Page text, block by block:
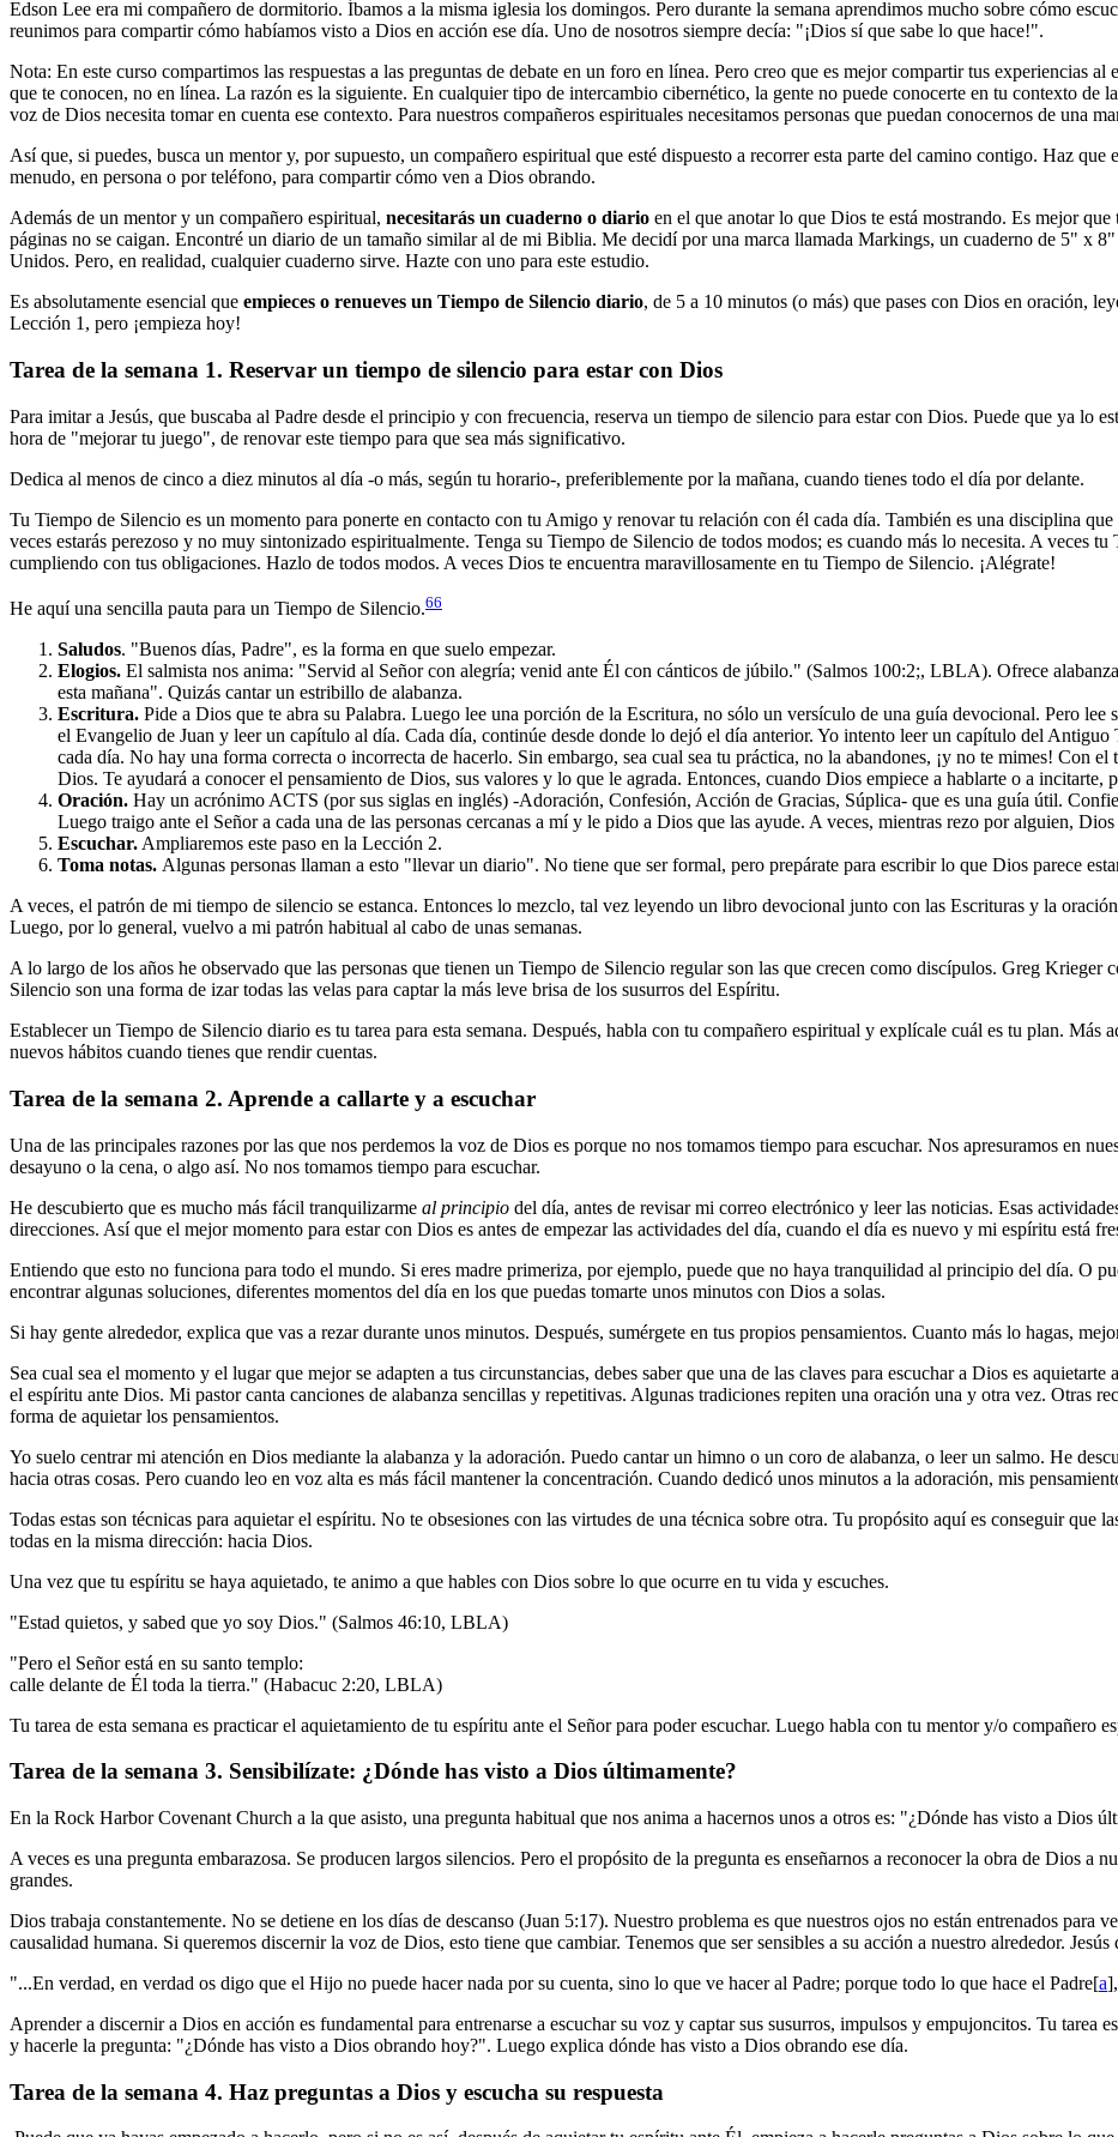
Edson Lee era mi compañero de dormitorio. Íbamos a la misma iglesia los domingos. Pero durante la semana aprendimos mucho sobre cómo
reunimos para compartir cómo habíamos visto a Dios en acción ese día. Uno de nosotros siempre decía: "¡Dios sí que sabe lo que hace!".
Nota: En este curso compartimos las respuestas a las preguntas de debate en un foro en línea. Pero creo que es mejor compartir tus experiencias
que te conocen, no en línea. La razón es la siguiente. En cualquier tipo de intercambio cibernético, la gente no puede conocerte en tu contexto de
voz de Dios necesita tomar en cuenta ese contexto. Para nuestros compañeros espirituales necesitamos personas que puedan conocernos de una
Así que, si puedes, busca un mentor y, por supuesto, un compañero espiritual que esté dispuesto a recorrer esta parte del camino contigo. Haz que
menudo, en persona o por teléfono, para compartir cómo ven a Dios obrando.
Además de un mentor y un compañero espiritual, necesitarás un cuaderno o diario en el que anotar lo que Dios te está mostrando. Es mejor
páginas no se caigan. Encontré un diario de un tamaño similar al de mi Biblia. Me decidí por una marca llamada Markings, un cuaderno de 5" x
Unidos. Pero, en realidad, cualquier cuaderno sirve. Hazte con uno para este estudio.
Es absolutamente esencial que empieces o renueves un Tiempo de Silencio diario, de 5 a 10 minutos (o más) que pases con Dios en oración,
Lección 1, pero ¡empieza hoy!
Tarea de la semana 1. Reservar un tiempo de silencio para estar con Dios
Para imitar a Jesús, que buscaba al Padre desde el principio y con frecuencia, reserva un tiempo de silencio para estar con Dios. Puede que ya lo
hora de "mejorar tu juego", de renovar este tiempo para que sea más significativo.
Dedica al menos de cinco a diez minutos al día -o más, según tu horario-, preferiblemente por la mañana, cuando tienes todo el día por delante.
Tu Tiempo de Silencio es un momento para ponerte en contacto con tu Amigo y renovar tu relación con él cada día. También es una disciplina
veces estarás perezoso y no muy sintonizado espiritualmente. Tenga su Tiempo de Silencio de todos modos; es cuando más lo necesita. A veces
cumpliendo con tus obligaciones. Hazlo de todos modos. A veces Dios te encuentra maravillosamente en tu Tiempo de Silencio. ¡Alégrate!
He aquí una sencilla pauta para un Tiempo de Silencio.66
Saludos. "Buenos días, Padre", es la forma en que suelo empezar.
Elogios. El salmista nos anima: "Servid al Señor con alegría; venid ante Él con cánticos de júbilo." (Salmos 100:2;, LBLA). Ofrece
esta mañana". Quizás cantar un estribillo de alabanza.
Escritura. Pide a Dios que te abra su Palabra. Luego lee una porción de la Escritura, no sólo un versículo de una guía devocional. Pero lee
el Evangelio de Juan y leer un capítulo al día. Cada día, continúe desde donde lo dejó el día anterior. Yo intento leer un capítulo del
cada día. No hay una forma correcta o incorrecta de hacerlo. Sin embargo, sea cual sea tu práctica, no la abandones, ¡y no te mimes! Con
Dios. Te ayudará a conocer el pensamiento de Dios, sus valores y lo que le agrada. Entonces, cuando Dios empiece a hablarte o a incitarte,
Oración. Hay un acrónimo ACTS (por sus siglas en inglés) -Adoración, Confesión, Acción de Gracias, Súplica- que es una guía útil.
Luego traigo ante el Señor a cada una de las personas cercanas a mí y le pido a Dios que las ayude. A veces, mientras rezo por alguien,
Escuchar. Ampliaremos este paso en la Lección 2.
Toma notas. Algunas personas llaman a esto "llevar un diario". No tiene que ser formal, pero prepárate para escribir lo que Dios parece
A veces, el patrón de mi tiempo de silencio se estanca. Entonces lo mezclo, tal vez leyendo un libro devocional junto con las Escrituras y la
Luego, por lo general, vuelvo a mi patrón habitual al cabo de unas semanas.
A lo largo de los años he observado que las personas que tienen un Tiempo de Silencio regular son las que crecen como discípulos. Greg Krieger
Silencio son una forma de izar todas las velas para captar la más leve brisa de los susurros del Espíritu.
Establecer un Tiempo de Silencio diario es tu tarea para esta semana. Después, habla con tu compañero espiritual y explícale cuál es tu plan. Más
nuevos hábitos cuando tienes que rendir cuentas.
Tarea de la semana 2. Aprende a callarte y a escuchar
Una de las principales razones por las que nos perdemos la voz de Dios es porque no nos tomamos tiempo para escuchar. Nos apresuramos en
desayuno o la cena, o algo así. No nos tomamos tiempo para escuchar.
He descubierto que es mucho más fácil tranquilizarme al principio del día, antes de revisar mi correo electrónico y leer las noticias. Esas
direcciones. Así que el mejor momento para estar con Dios es antes de empezar las actividades del día, cuando el día es nuevo y mi espíritu está
Entiendo que esto no funciona para todo el mundo. Si eres madre primeriza, por ejemplo, puede que no haya tranquilidad al principio del día. O
encontrar algunas soluciones, diferentes momentos del día en los que puedas tomarte unos minutos con Dios a solas.
Si hay gente alrededor, explica que vas a rezar durante unos minutos. Después, sumérgete en tus propios pensamientos. Cuanto más lo hagas,
Sea cual sea el momento y el lugar que mejor se adapten a tus circunstancias, debes saber que una de las claves para escuchar a Dios es
el espíritu ante Dios. Mi pastor canta canciones de alabanza sencillas y repetitivas. Algunas tradiciones repiten una oración una y otra vez. Otras
forma de aquietar los pensamientos.
Yo suelo centrar mi atención en Dios mediante la alabanza y la adoración. Puedo cantar un himno o un coro de alabanza, o leer un salmo. He
hacia otras cosas. Pero cuando leo en voz alta es más fácil mantener la concentración. Cuando dedicó unos minutos a la adoración, mis
Todas estas son técnicas para aquietar el espíritu. No te obsesiones con las virtudes de una técnica sobre otra. Tu propósito aquí es conseguir que
todas en la misma dirección: hacia Dios.
Una vez que tu espíritu se haya aquietado, te animo a que hables con Dios sobre lo que ocurre en tu vida y escuches.
"Estad quietos, y sabed que yo soy Dios." (Salmos 46:10, LBLA)
"Pero el Señor está en su santo templo:
calle delante de Él toda la tierra." (Habacuc 2:20, LBLA)
Tu tarea de esta semana es practicar el aquietamiento de tu espíritu ante el Señor para poder escuchar. Luego habla con tu mentor y/o compañero
Tarea de la semana 3. Sensibilízate: ¿Dónde has visto a Dios últimamente?
En la Rock Harbor Covenant Church a la que asisto, una pregunta habitual que nos anima a hacernos unos a otros es: "¿Dónde has visto a Dios
A veces es una pregunta embarazosa. Se producen largos silencios. Pero el propósito de la pregunta es enseñarnos a reconocer la obra de Dios a
grandes.
Dios trabaja constantemente. No se detiene en los días de descanso (Juan 5:17). Nuestro problema es que nuestros ojos no están entrenados para
causalidad humana. Si queremos discernir la voz de Dios, esto tiene que cambiar. Tenemos que ser sensibles a su acción a nuestro alrededor. Jesús
"...En verdad, en verdad os digo que el Hijo no puede hacer nada por su cuenta, sino lo que ve hacer al Padre; porque todo lo que hace el Padre[a
Aprender a discernir a Dios en acción es fundamental para entrenarse a escuchar su voz y captar sus susurros, impulsos y empujoncitos. Tu tarea
y hacerle la pregunta: "¿Dónde has visto a Dios obrando hoy?". Luego explica dónde has visto a Dios obrando ese día.
Tarea de la semana 4. Haz preguntas a Dios y escucha su respuesta